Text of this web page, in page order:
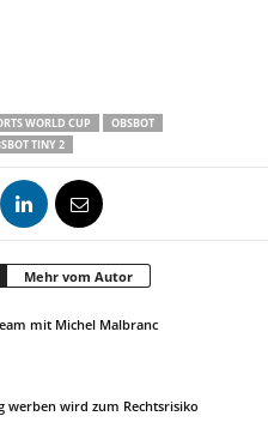
WORLD CUP
OBSBOT
TINY 2
Mehr vom Autor
mit Michel Malbranc
werben wird zum Rechtsrisiko